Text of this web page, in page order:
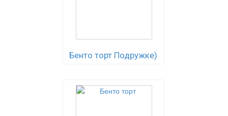
Бенто торт Подружке)